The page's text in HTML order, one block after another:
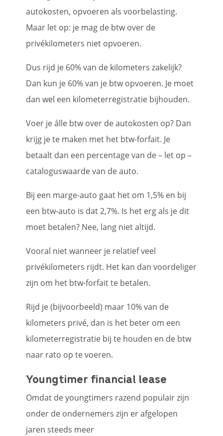
autokosten, opvoeren als voorbelasting.
Maar let op: je mag de btw over de
privékilometers niet opvoeren.
Dus rijd je 60% van de kilometers zakelijk?
Dan kun je 60% van je btw opvoeren. Je moet
dan wel een kilometerregistratie bijhouden.
Voer je álle btw over de autokosten op? Dan
krijg je te maken met het btw-forfait. Je
betaalt dan een percentage van de – let op –
cataloguswaarde van de auto.
Bij een marge-auto gaat het om 1,5% en bij
een btw-auto is dat 2,7%. Is het erg als je dit
moet betalen? Nee, lang niet altijd.
Vooral niet wanneer je relatief veel
privékilometers rijdt. Het kan dan voordeliger
zijn om het btw-forfait te betalen.
Rijd je (bijvoorbeeld) maar 10% van de
kilometers privé, dan is het beter om een
kilometerregistratie bij te houden en de btw
naar rato op te voeren.
Youngtimer financial lease
Omdat de youngtimers razend populair zijn
onder de ondernemers zijn er afgelopen
jaren steeds meer